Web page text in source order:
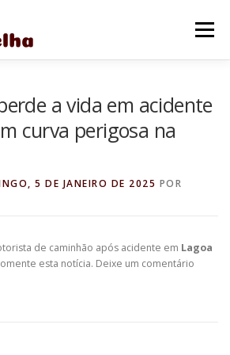
Menu
a vida em acidente
curva perigosa na
5 DE JANEIRO DE 2025 POR
de caminhão após acidente em Lagoa
esta notícia. Deixe um comentário